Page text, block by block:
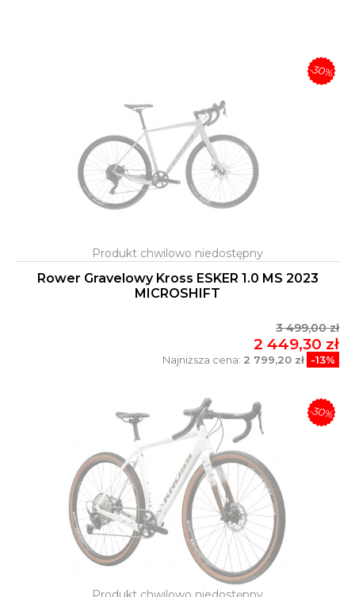
Rower Gravelowy Kross ESKER 1.0 MS 2023
MICROSHIFT
3 499,00 zł
2 449,30 zł
Najniższa cena: 2 799,20 zł -13%
-30%
-30%